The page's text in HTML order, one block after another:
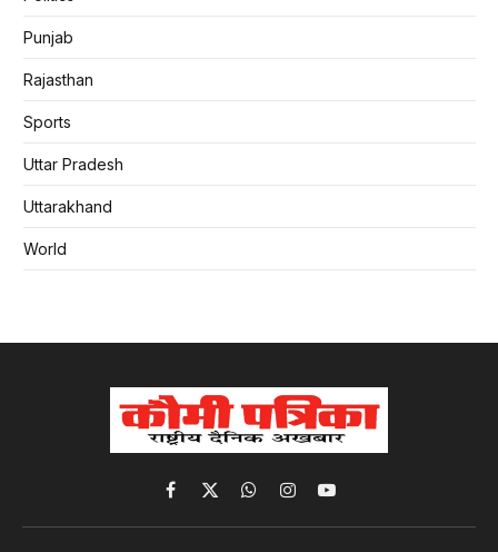
Punjab
Rajasthan
Sports
Uttar Pradesh
Uttarakhand
World
Facebook
X
(Twitter)
WhatsApp
InstagramYouTube